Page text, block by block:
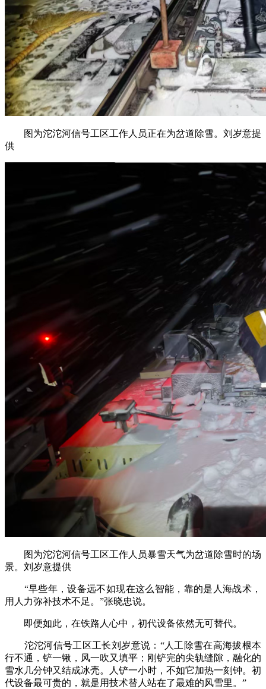
图为沱沱河信号工区工作人员正在为岔道除雪。刘岁意提
供
图为沱沱河信号工区工作人员暴雪天气为岔道除雪时的场
景。刘岁意提供
“早些年，设备远不如现在这么智能，靠的是人海战术，
用人力弥补技术不足。”张晓忠说。
即便如此，在铁路人心中，初代设备依然无可替代。
沱沱河信号工区工长刘岁意说：“人工除雪在高海拔根本
行不通，铲一锹，风一吹又填平；刚铲完的尖轨缝隙，融化的
雪水几分钟又结成冰壳。人铲一小时，不如它加热一刻钟。初
代设备最可贵的，就是用技术替人站在了最难的风雪里。”